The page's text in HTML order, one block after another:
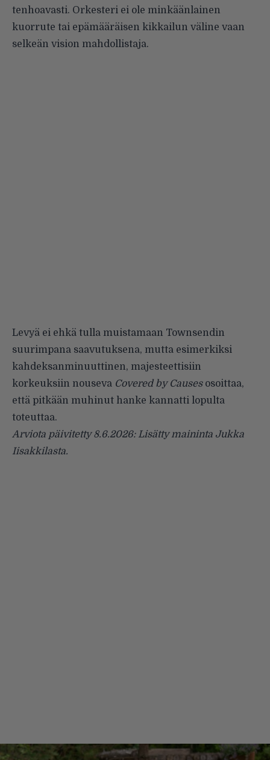
tenhoavasti. Orkesteri ei ole min­käänlainen
kuorrute tai epämääräisen kikkailun väline vaan
selkeän vision mahdollistaja.
Levyä ei ehkä tulla muistamaan Townsendin
suurimpana saavu­tuksena, mutta esimerkiksi
kahdeksanminuuttinen, majesteettisiin
korkeuksiin nouseva Covered by Causes osoittaa,
että pitkään muhi­nut hanke kannatti lopulta
toteuttaa.
Arviota päivitetty 8.6.2026: Lisätty maininta Jukka
Iisakkilasta.